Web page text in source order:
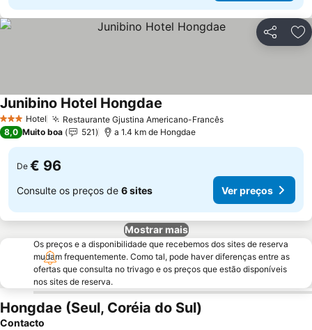
Partilhar
3 EstrelasHotel Restaurante Gjustina Americano-FrancêsVer preços
Junibino Hotel Hongdae
8,0 Muito boa 521 a 1.4 km de Hongdae
De € 96
Consulte os preços de 6 sites Ver preços
Mostrar mais
Os preços e a disponibilidade que recebemos dos sites de reserva
mudam frequentemente. Como tal, pode haver diferenças entre as
ofertas que consulta no trivago e os preços que estão disponíveis
nos sites de reserva.
Hongdae (Seul, Coréia do Sul)
Contacto